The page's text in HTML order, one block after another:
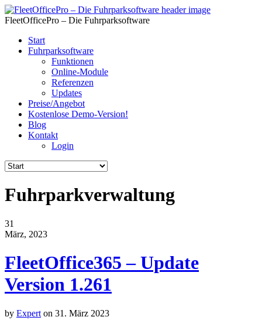
FleetOfficePro – Die Fuhrparksoftware
Start
Fuhrparksoftware
Funktionen
Online-Module
Referenzen
Updates
Preise/Angebot
Kostenlose Demo-Version!
Blog
Kontakt
Login
Fuhrparkverwaltung
31
März, 2023
FleetOffice365 – Update
Version 1.261
by Expert on 31. März 2023